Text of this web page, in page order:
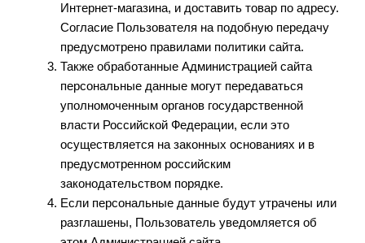
Интернет-магазина, и доставить товар по адресу.
Согласие Пользователя на подобную передачу
предусмотрено правилами политики сайта.
Также обработанные Администрацией сайта
персональные данные могут передаваться
уполномоченным органов государственной
власти Российской Федерации, если это
осуществляется на законных основаниях и в
предусмотренном российским
законодательством порядке.
Если персональные данные будут утрачены или
разглашены, Пользователь уведомляется об